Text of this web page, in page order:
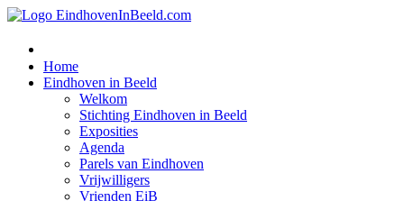
Home
Eindhoven in Beeld
Welkom
Stichting Eindhoven in Beeld
Exposities
Agenda
Parels van Eindhoven
Vrijwilligers
Vrienden EiB